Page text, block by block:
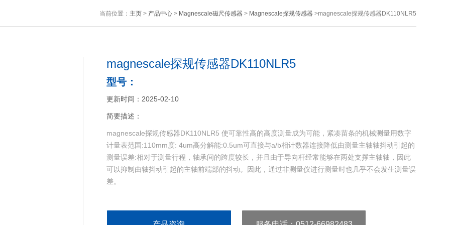
当前位置： 主页> 产品中心> Magnescale磁尺传感器 > Magnescale探规传感器 >magnescale探规传感器DK110NLR5
magnescale探规传感器DK110NLR5
型号：
更新时间：2025-02-10
简要描述：
magnescale探规传感器DK110NLR5 使可靠性高的高度测量成为可能，紧凑苗条的机械测量用数字
计量表范国:110mm度: 4um高分解能:0.5um可直接与a/b相计数器连接降低由测量主轴轴抖动引起的
测量误差:相对于测量行程，轴承间的跨度较长，并且由于导向杆经常能够在两处支撑主轴轴，因此
可以抑制由轴抖动引起的主轴前端部的抖动。因此，通过非测量仪进行测量时也几乎不会发生测量误
差。